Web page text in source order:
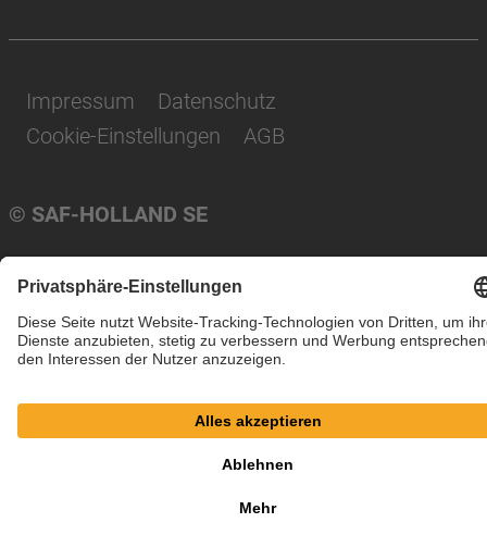
© SAF-HOLLAND SE
Impressum
Datenschutz
Cookie-Einstellungen
AGB